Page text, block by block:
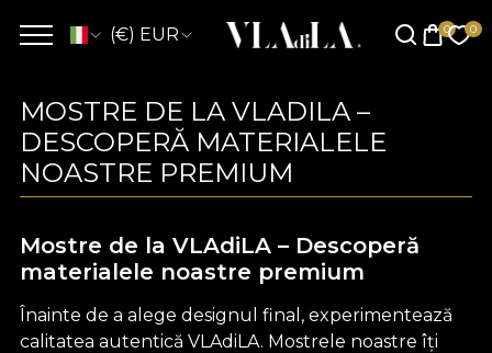
(€) EUR
MOSTRE DE LA VLADILA –
DESCOPERĂ MATERIALELE
NOASTRE PREMIUM
Mostre de la VLAdiLA – Descoperă
materialele noastre premium
Înainte de a alege designul final, experimentează
calitatea autentică VLAdiLA. Mostrele noastre îți